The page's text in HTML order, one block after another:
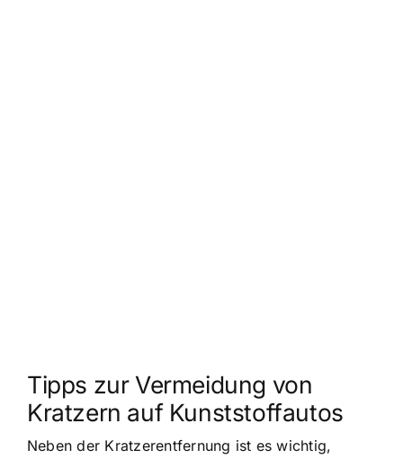
Tipps zur Vermeidung von
Kratzern auf Kunststoffautos
Neben der Kratzerentfernung ist es wichtig,